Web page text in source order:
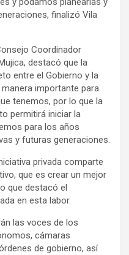
finalizó Vila
Coordinador
destacó que la
entre el Gobierno y la
importante para
tenemos, por lo que la
permitirá iniciar la
para los años
y futuras generaciones.
privada comparte
que es crear un mejor
que destacó el
en esta labor.
las voces de los
cámaras
de gobierno, así